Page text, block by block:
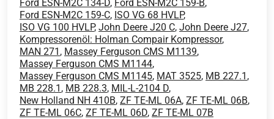
Ford ESN-M2C 134-D, Ford ESN-M2C 159-B,
Ford ESN-M2C 159-C, ISO VG 68 HVLP,
ISO VG 100 HVLP, John Deere J20 C, John Deere J27,
Kompressorenöl: Holman Compair Kompressor,
MAN 271 , Massey Ferguson CMS M1139,
Massey Ferguson CMS M1144,
Massey Ferguson CMS M1145, MAT 3525, MB 227.1 ,
MB 228.1 , MB 228.3, MIL-L-2104 D,
New Holland NH 410B, ZF TE-ML 06A, ZF TE-ML 06B,
ZF TE-ML 06C, ZF TE-ML 06D, ZF TE-ML 07B